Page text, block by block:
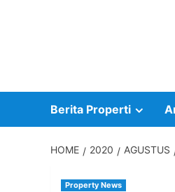
Berita Properti
HOME 2020 AGUSTUS
Property News